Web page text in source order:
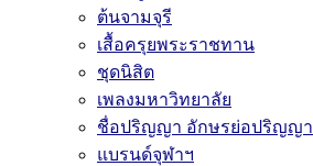
ต้นจามจุรี
เสื้อครุยพระราชทาน
ชุดนิสิต
เพลงมหาวิทยาลัย
ชื่อปริญญา อักษรย่อปริญญา
แบรนด์จุฬาฯ